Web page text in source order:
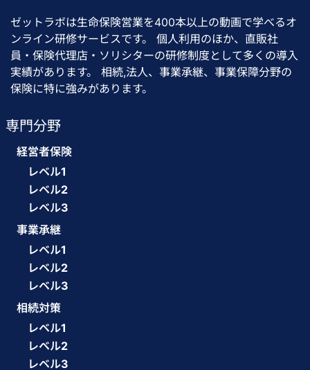
ゼットラボは生命保険営業を400本以上の動画で学べるオ
ンライン研修サービスです。 個人利用のほか、直販社
員・保険代理店・ソリシターの研修制度として多くの導入
実績があります。 相続,法人、事業承継、事業保障分野の
保険に特に強みがあります。
専門分野
経営者保険
レベル1
レベル2
レベル3
事業承継
レベル1
レベル2
レベル3
相続対策
レベル1
レベル2
レベル3